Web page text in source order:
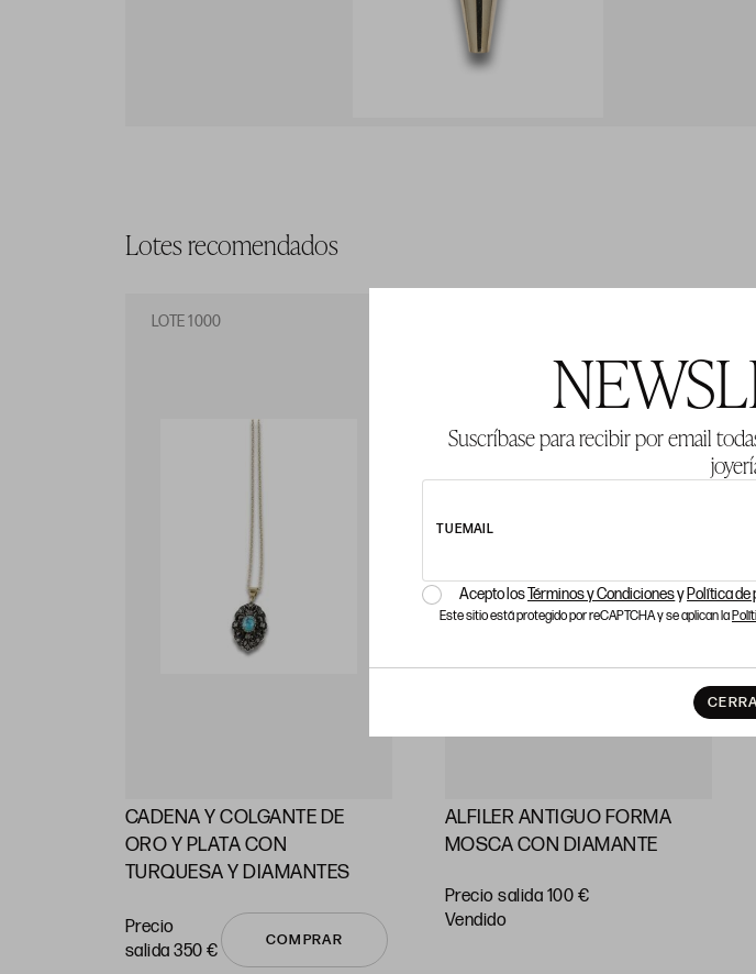
Suscríbase para recibir por email
TU EMAIL
Acepto losTérminos y Condicionesy Política de
Este sitio está protegido por reCAPTCHA y se aplican la
Lotes recomendados
LOTE 1000
CADENA Y COLGANTE DE
ORO Y PLATA CON
TURQUESA Y DIAMANTES
Precio
salida 350 €
COMPRAR
ALFILER ANTIGUO FORMA
MOSCA CON DIAMANTE
Precio salida 100 €
vendido